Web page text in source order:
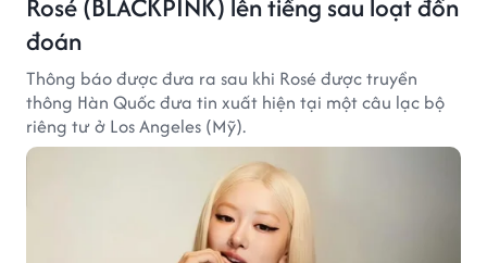
đoán
Thông báo được đưa ra sau khi Rosé được truyền
thông Hàn Quốc đưa tin xuất hiện tại một câu lạc bộ
riêng tư ở Los Angeles (Mỹ).